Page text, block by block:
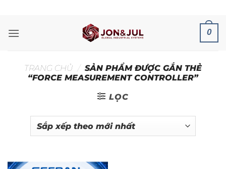
nội
0
TRANG CHỦ / SẢN PHẨM ĐƯỢC GẮN THẺ
“FORCE MEASUREMENT CONTROLLER”
LỌC